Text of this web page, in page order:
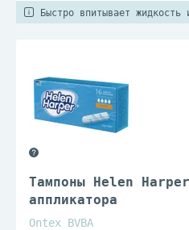
Быстро впитывает
Тампоны Helen
аппликатора
Ontex BVBA